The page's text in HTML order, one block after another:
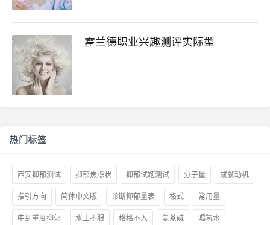
霍兰德职业兴趣测评实际型
热门标签
西安抑郁测试 抑郁焦虑状 抑郁试题测试 分子量 成就动机
指引方向 简体中文版 诊断抑郁量表 格式 常用量
中到重度抑郁 水土不服 格格不入 氨茶碱 喝氢水